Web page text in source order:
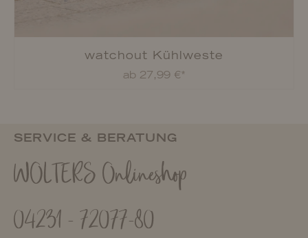
watchout Kühlweste
ab 27,99 €*
SERVICE & BERATUNG
WOLTERS Onlineshop
04231 - 72077-80